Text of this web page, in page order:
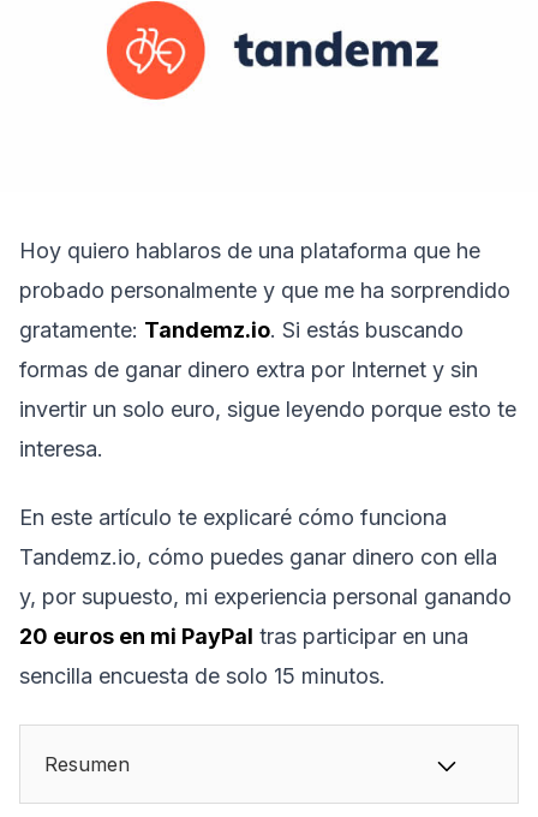
Hoy quiero hablaros de una plataforma que he
probado personalmente y que me ha sorprendido
gratamente: Tandemz.io. Si estás buscando
formas de ganar dinero extra por Internet y sin
invertir un solo euro, sigue leyendo porque esto te
interesa.
En este artículo te explicaré cómo funciona
Tandemz.io, cómo puedes ganar dinero con ella
y, por supuesto, mi experiencia personal ganando
20 euros en mi PayPal tras participar en una
sencilla encuesta de solo 15 minutos.
Resumen